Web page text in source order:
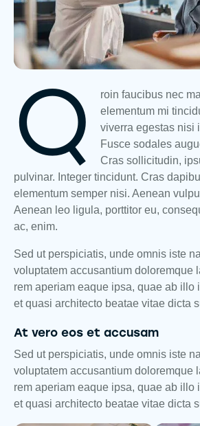
Q
roin faucibus nec
elementum mi
viverra egestas nisi
Fusce sodales
Cras sollicitudin,
pulvinar. Integer tincidunt. Cras
elementum semper nisi. Aenean
Aenean leo ligula, porttitor eu,
ac, enim.
Sed ut perspiciatis, unde omnis iste
voluptatem accusantium doloremque
rem aperiam eaque ipsa, quae ab illo
et quasi architecto beatae vitae dicta
At vero eos et accusam
Sed ut perspiciatis, unde omnis iste
voluptatem accusantium doloremque
rem aperiam eaque ipsa, quae ab illo
et quasi architecto beatae vitae dicta